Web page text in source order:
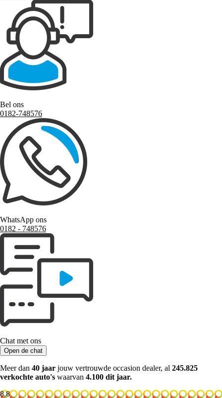
Bel ons
0182-748576
WhatsApp ons
0182 ‑ 748576
Chat met ons
Open de chat
Meer dan 40 jaar jouw vertrouwde occasion dealer, al 245.825
verkochte auto's waarvan 4.100 dit jaar.
8.8